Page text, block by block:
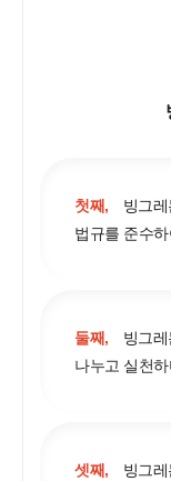
첫째,
빙그
법규를 준수
둘째,
빙그
나누고 실천
셋째,
빙그